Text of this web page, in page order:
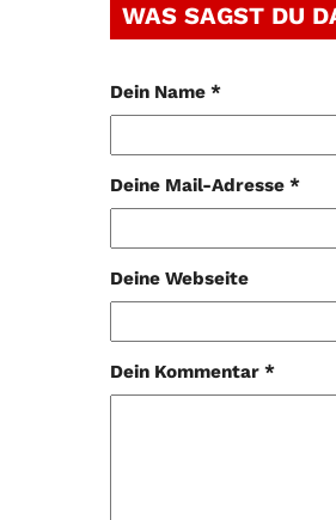
WAS SAGST DU
Dein Name *
Deine Mail-Adresse *
Deine Webseite
Dein Kommentar *